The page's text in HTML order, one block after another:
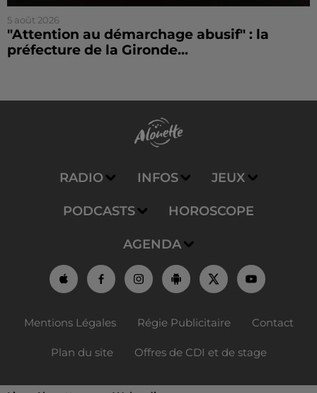
5 août 2026
"Attention au démarchage abusif" : la
préfecture de la Gironde...
RADIO INFOS JEUX
PODCASTS HOROSCOPE
AGENDA
Mentions Légales Régie Publicitaire Contact
Plan du site Offres de CDI et de stage